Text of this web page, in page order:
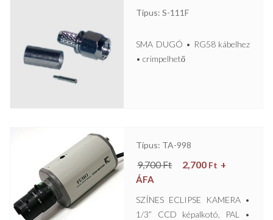
Típus: S-111F
SMA DUGÓ • RG58 kábelhez
• crimpelhető
Típus: TA-998
9,700Ft 2,700 Ft +
ÁFA
SZÍNES ECLIPSE KAMERA •
1/3” CCD képalkotó, PAL •